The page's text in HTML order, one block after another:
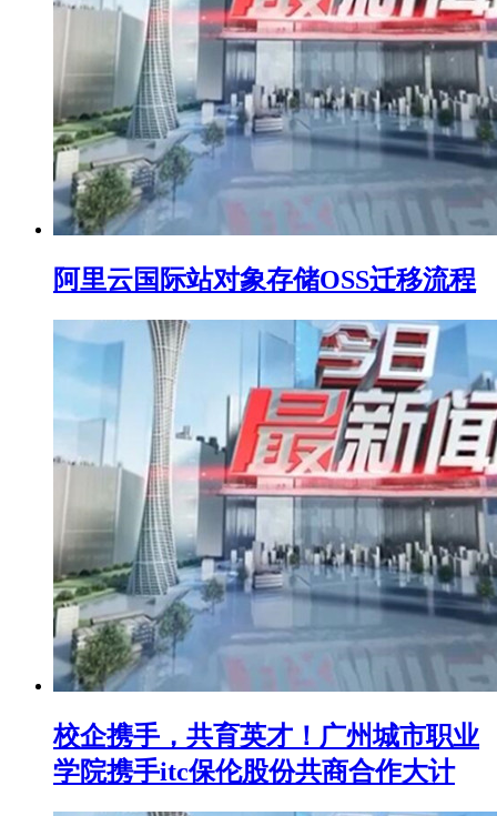
阿里云国际站对象存储OSS迁移流程
校企携手，共育英才！广州城市职业
学院携手itc保伦股份共商合作大计